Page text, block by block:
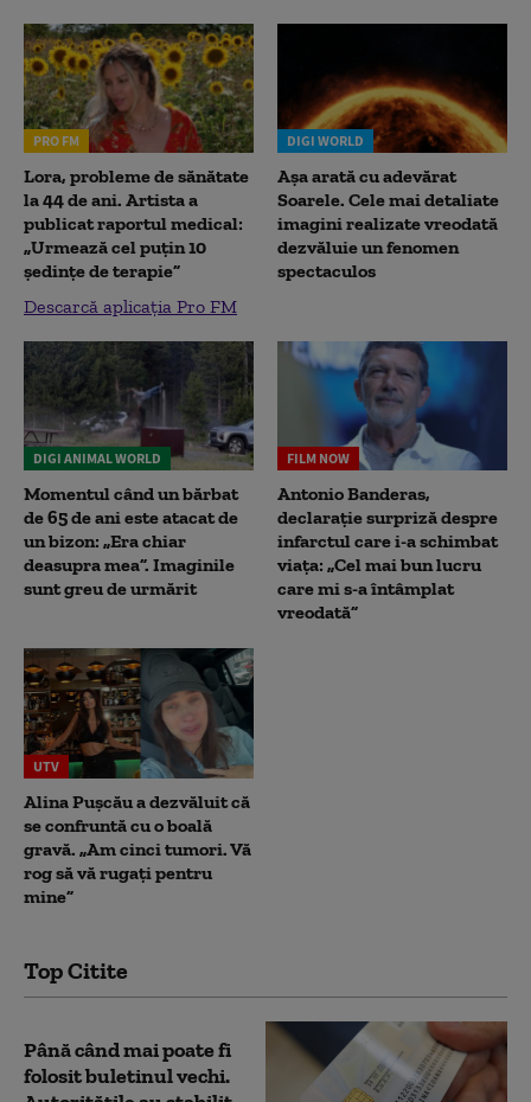
PRO FM
Lora, probleme de sănătate
la 44 de ani. Artista a
publicat raportul medical:
„Urmează cel puțin 10
ședințe de terapie”
Descarcă aplicația Pro FM
DIGI WORLD
Așa arată cu adevărat
Soarele. Cele mai detaliate
imagini realizate vreodată
dezvăluie un fenomen
spectaculos
DIGI ANIMAL WORLD
Momentul când un bărbat
de 65 de ani este atacat de
un bizon: „Era chiar
deasupra mea”. Imaginile
sunt greu de urmărit
FILM NOW
Antonio Banderas,
declarație surpriză despre
infarctul care i-a schimbat
viața: „Cel mai bun lucru
care mi s-a întâmplat
vreodată”
UTV
Alina Pușcău a dezvăluit că
se confruntă cu o boală
gravă. „Am cinci tumori. Vă
rog să vă rugați pentru
mine”
Top Citite
Până când mai poate fi
folosit buletinul vechi.